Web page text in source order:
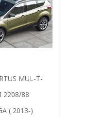
MUL-T-
2208/88
( 2013-)